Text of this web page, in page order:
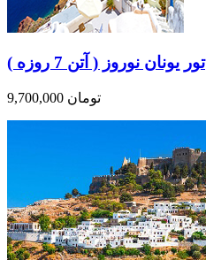
تور یونان نوروز ( آتن 7 روزه )
9,700,000 تومان